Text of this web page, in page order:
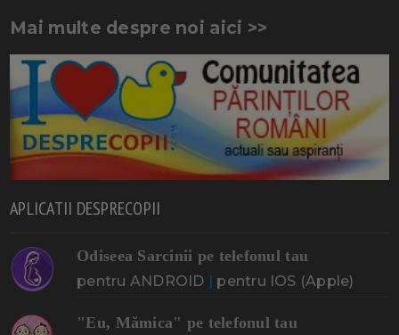
Mai multe despre noi aici >>
APLICATII DESPRECOPII
Odiseea Sarcinii pe telefonul tau
pentru ANDROID pentru IOS (Apple)
"Eu, Mămica" pe telefonul tau